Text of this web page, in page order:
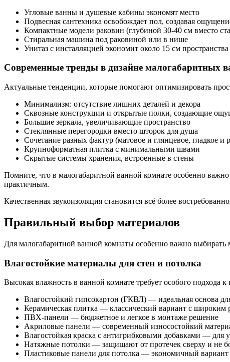
Угловые ванны и душевые кабины экономят место
Подвесная сантехника освобождает пол, создавая
Компактные модели раковин (глубиной 30-40 см вместо
Стиральная машина под раковиной или в нише
Унитаз с инсталляцией экономит около 15 см пространства
Современные тренды в дизайне малогабаритных
Актуальные тенденции, которые помогают оптимизировать
Минимализм: отсутствие лишних деталей и декора
Сквозные конструкции и открытые полки, создающие
Большие зеркала, увеличивающие пространство
Стеклянные перегородки вместо шторок для душа
Сочетание разных фактур (матовое и глянцевое, гладкое и
Крупноформатная плитка с минимальными швами
Скрытые системы хранения, встроенные в стены
Помните, что в малогабаритной ванной комнате особенно
практичным.
Качественная звукоизоляция становится всё более
Правильный выбор материалов
Для малогабаритной ванной комнаты особенно важно выбирать
Влагостойкие материалы для стен и потолка
Высокая влажность в ванной комнате требует особого подхода
Влагостойкий гипсокартон (ГКВЛ) — идеальная основа
Керамическая плитка — классический вариант с широким
ПВХ-панели — бюджетное и легкое в монтаже решение
Акриловые панели — современный износостойкий
Влагостойкая краска с антигрибковыми добавками — для
Натяжные потолки — защищают от протечек сверху и не
Пластиковые панели для потолка — экономичный